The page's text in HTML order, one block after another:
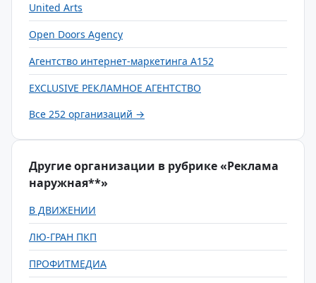
United Arts
Open Doors Agency
Агентство интернет-маркетинга А152
EXCLUSIVE РЕКЛАМНОЕ АГЕНТСТВО
Все 252 организаций →
Другие организации в рубрике «Реклама
наружная**»
В ДВИЖЕНИИ
ЛЮ-ГРАН ПКП
ПРОФИТМЕДИА